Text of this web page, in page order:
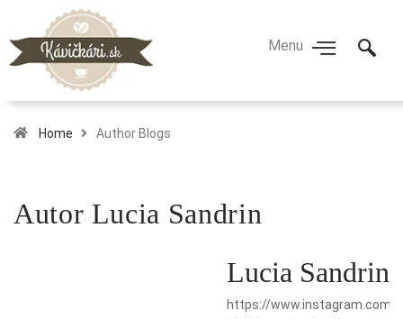
Home Author Blogs
Autor Lucia Sandrin
Lucia Sandrin
https://www.instagram.com/